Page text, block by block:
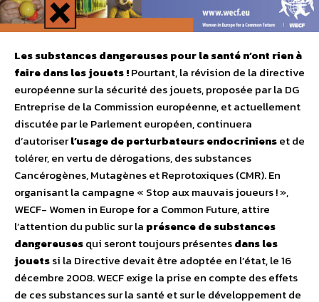
Les substances dangereuses pour la santé n’ont rien à
faire dans les jouets !Pourtant, la révision de la directive
européenne sur la sécurité des jouets, proposée par la DG
Entreprise de la Commission européenne, et actuellement
discutée par le Parlement européen, continuera
d’autoriserl’usage de perturbateurs endocrinienset de
tolérer, en vertu de dérogations, des substances
Cancérogènes, Mutagènes et Reprotoxiques (CMR). En
organisant la campagne « Stop aux mauvais joueurs ! »,
WECF- Women in Europe for a Common Future, attire
l’attention du public sur la présence de substances
dangereusesqui seront toujours présentesdans les
jouetssi la Directive devait être adoptée en l’état, le 16
décembre 2008. WECF exige la prise en compte des effets
de ces substances sur la santé et sur le développement de